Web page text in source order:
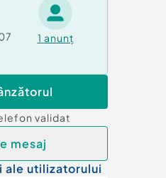
1 anunț
validat
mesaj
ale utilizatorului